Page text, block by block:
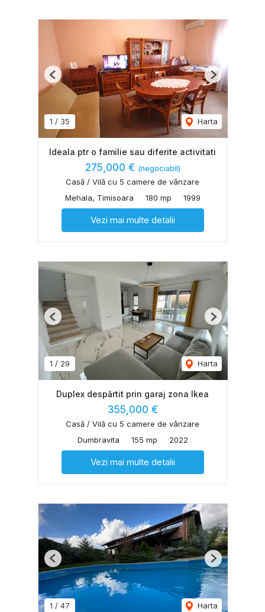
1 / 35 Harta
Previous Next
Ideala ptr o familie sau diferite activitati
275,000 € (negociabil)
Casă / Vilă cu 5 camere de vânzare
Mehala, Timisoara
180 mp 1999
Vezi mai multe detalii
1 / 29 Harta
Previous Next
Duplex despărtit prin garaj zona Ikea
355,000 €
Casă / Vilă cu 5 camere de vânzare
Dumbravita
155 mp 2022
Vezi mai multe detalii
1 / 47 Harta
Previous Next